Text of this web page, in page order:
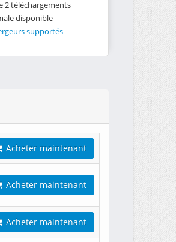
2 téléchargements
disponible
supportés
Acheter maintenant
Acheter maintenant
Acheter maintenant